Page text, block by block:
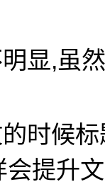
显,虽
时候
提升